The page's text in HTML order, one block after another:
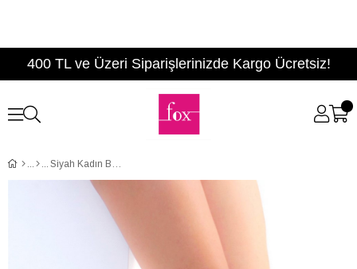
400 TL ve Üzeri Siparişlerinizde Kargo Ücretsiz!
Siyah Kadın Bot C372540704